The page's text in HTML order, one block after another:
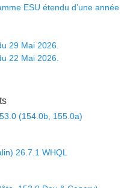
ESU étendu d’une année
29 Mai 2026.
22 Mai 2026.
(154.0b, 155.0a)
26.7.1 WHQL